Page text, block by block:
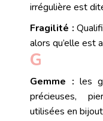
irrégulière est
Fragilité :
alors qu’elle est
G
Gemme : les
précieuses,
utilisées en